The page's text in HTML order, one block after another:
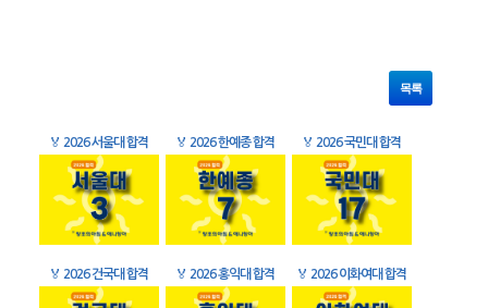
목록
🏅 2026 서울대 합격 🏅 2026 한예종 합격 🏅 2026 국민대 합격
🏅 2026 건국대 합격 🏅 2026 홍익대 합격 🏅 2026 이화여대 합격